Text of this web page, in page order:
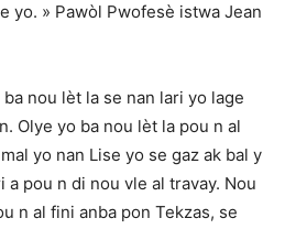
yo. » Pawòl Pwofesè istwa Jean
nou lèt la se nan lari yo lage
Olye yo ba nou lèt la pou n al
yo nan Lise yo se gaz ak bal y
a pou n di nou vle al travay. Nou
n al fini anba pon Tekzas, se